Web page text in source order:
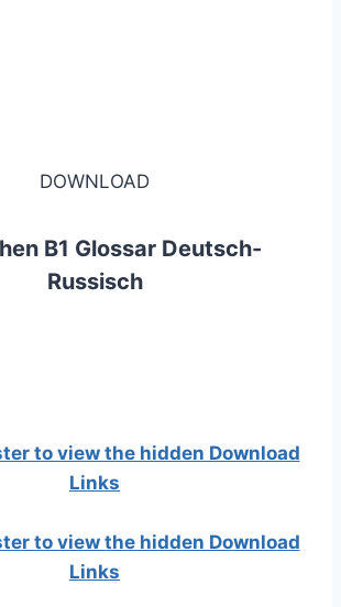
DOWNLOAD
B1 Glossar Deutsch-
Russisch
to view the hidden Download
Links
to view the hidden Download
Links